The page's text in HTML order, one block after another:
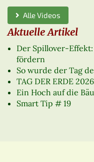
Alle Videos
Aktuelle Artikel
Der Spillover-
fördern
So wurde der Tag
TAG DER ERDE 2026
Ein Hoch auf die
Smart Tip # 19